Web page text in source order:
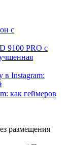
с
9100 PRO с
в Instagram:
как геймеров
размещения